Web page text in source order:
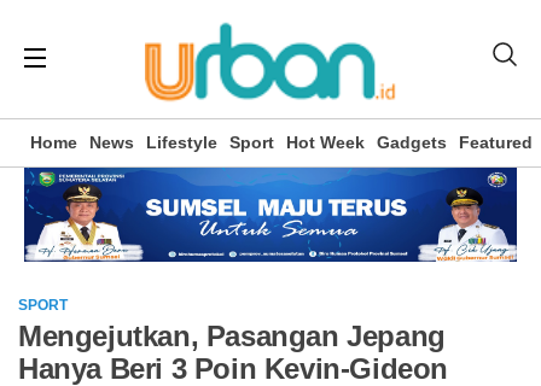
Home News Lifestyle Sport Hot Week Gadgets Featured
SPORT
Mengejutkan, Pasangan Jepang
Hanya Beri 3 Poin Kevin-Gideon